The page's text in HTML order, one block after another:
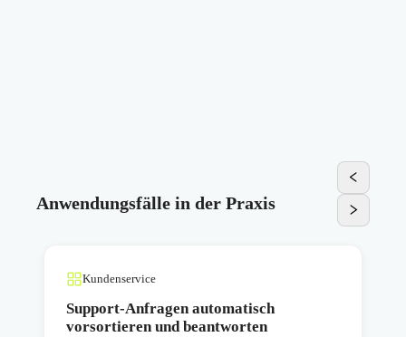
Anwendungsfälle in der Praxis
Kundenservice
Support-Anfragen automatisch
vorsortieren und beantworten